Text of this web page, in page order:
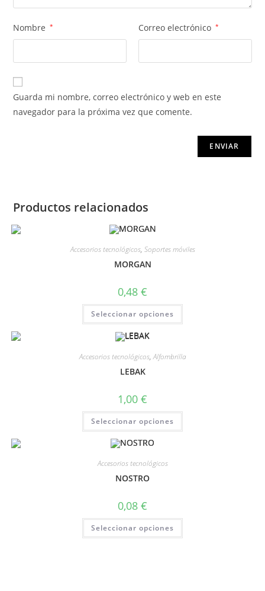
Nombre * Correo electrónico *
Guarda mi nombre, correo electrónico y web en este
navegador para la próxima vez que comente.
Productos relacionados
Accesorios tecnológicos, Soportes móviles
MORGAN
0,48 €
Seleccionar opciones
Accesorios tecnológicos,Alfombrilla
LEBAK
1,00 €
Seleccionar opciones
Accesorios tecnológicos
NOSTRO
0,08 €
Seleccionar opciones